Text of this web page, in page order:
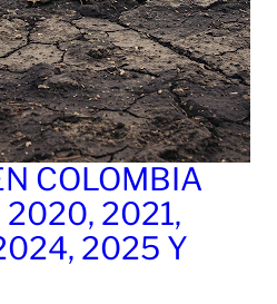
COLOMBIA
2020, 2021,
2025 Y